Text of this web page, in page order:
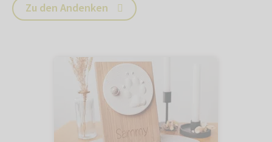
Zu den Andenken